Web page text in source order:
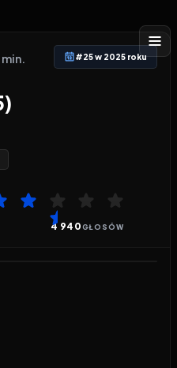
#25 w 2025 roku
4 940GŁOSÓW